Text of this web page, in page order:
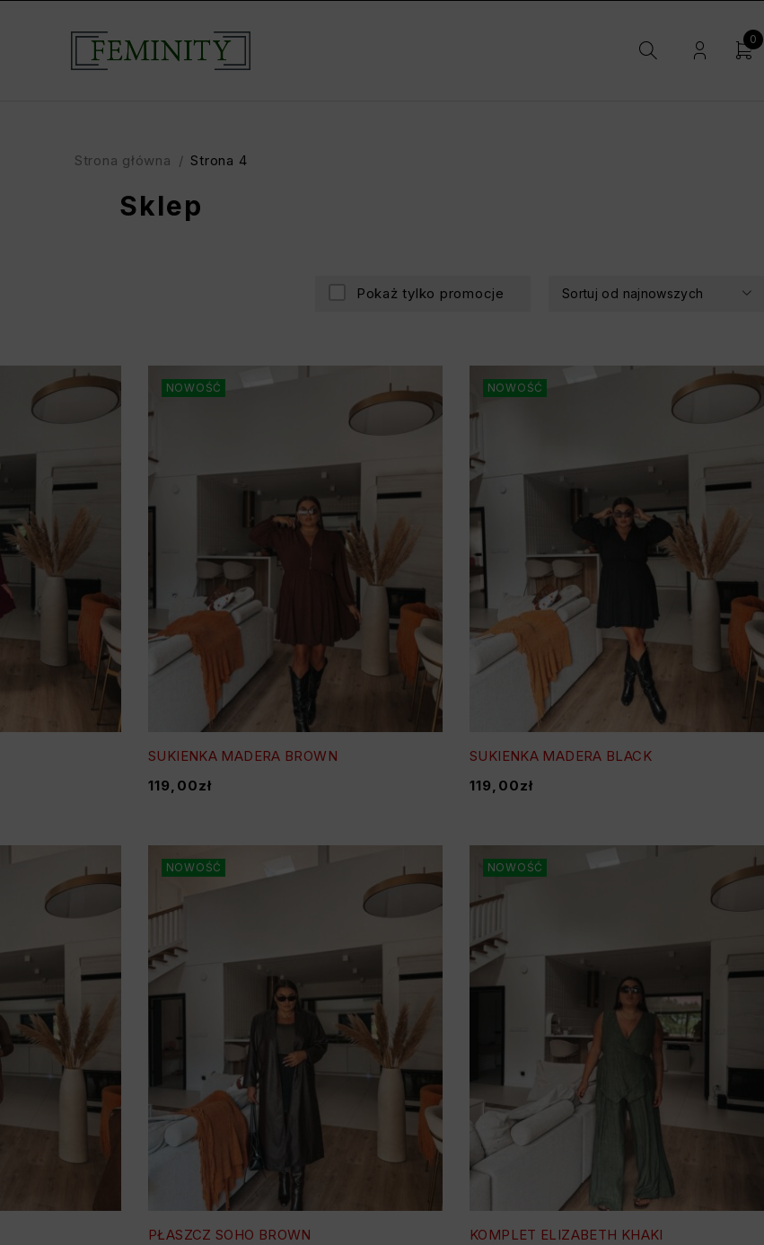
0
Sklep
Strona główna / Strona 4
Pokaż tylko promocje Sortuj od najnowszych
NOWOŚĆ
SUKIENKA MADERA BROWN
119,00zł
NOWOŚĆ
SUKIENKA MADERA BLACK
119,00zł
NOWOŚĆ
PŁASZCZ SOHO BROWN
NOWOŚĆ
KOMPLET ELIZABETH KHAKI